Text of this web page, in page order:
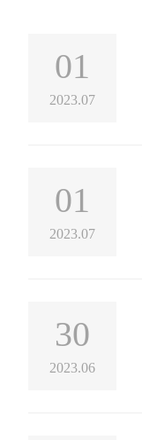
01
2023.07
01
2023.07
30
2023.06